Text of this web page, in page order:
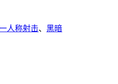
人称射击、 黑暗